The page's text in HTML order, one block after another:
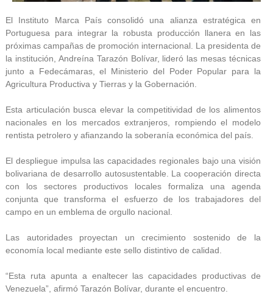
El Instituto Marca País consolidó una alianza estratégica en
Portuguesa para integrar la robusta producción llanera en las
próximas campañas de promoción internacional. La presidenta de
la institución, Andreína Tarazón Bolívar, lideró las mesas técnicas
junto a Fedecámaras, el Ministerio del Poder Popular para la
Agricultura Productiva y Tierras y la Gobernación.
Esta articulación busca elevar la competitividad de los alimentos
nacionales en los mercados extranjeros, rompiendo el modelo
rentista petrolero y afianzando la soberanía económica del país.
El despliegue impulsa las capacidades regionales bajo una visión
bolivariana de desarrollo autosustentable. La cooperación directa
con los sectores productivos locales formaliza una agenda
conjunta que transforma el esfuerzo de los trabajadores del
campo en un emblema de orgullo nacional.
Las autoridades proyectan un crecimiento sostenido de la
economía local mediante este sello distintivo de calidad.
“Esta ruta apunta a enaltecer las capacidades productivas de
Venezuela”, afirmó Tarazón Bolívar, durante el encuentro.